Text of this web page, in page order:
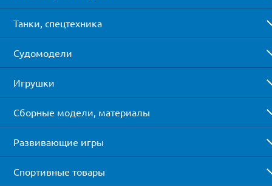
Танки, спецтехника
Судомодели
Игрушки
Сборные модели, материалы
Развивающие игры
Спортивные товары